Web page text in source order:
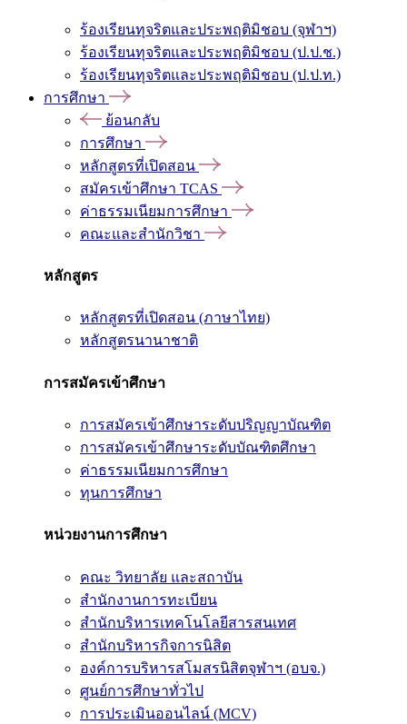
ร้องเรียนทุจริตและประพฤติมิชอบ (จุฬาฯ)
ร้องเรียนทุจริตและประพฤติมิชอบ (ป.ป.ช.)
ร้องเรียนทุจริตและประพฤติมิชอบ (ป.ป.ท.)
การศึกษา
ย้อนกลับ
การศึกษา
หลักสูตรที่เปิดสอน
สมัครเข้าศึกษา TCAS
ค่าธรรมเนียมการศึกษา
คณะและสำนักวิชา
หลักสูตร
หลักสูตรที่เปิดสอน (ภาษาไทย)
หลักสูตรนานาชาติ
การสมัครเข้าศึกษา
การสมัครเข้าศึกษาระดับปริญญาบัณฑิต
การสมัครเข้าศึกษาระดับบัณฑิตศึกษา
ค่าธรรมเนียมการศึกษา
ทุนการศึกษา
หน่วยงานการศึกษา
คณะ วิทยาลัย และสถาบัน
สำนักงานการทะเบียน
สำนักบริหารเทคโนโลยีสารสนเทศ
สำนักบริหารกิจการนิสิต
องค์การบริหารสโมสรนิสิตจุฬาฯ (อบจ.)
ศูนย์การศึกษาทั่วไป
การประเมินออนไลน์ (MCV)